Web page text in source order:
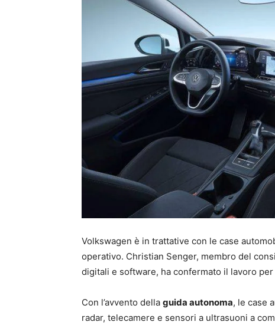
Volkswagen è in trattative con le case
operativo. Christian Senger, membro del
digitali e software, ha confermato il lavoro per
Con l’avvento della guida autonoma, le case
radar, telecamere e sensori a ultrasuoni a